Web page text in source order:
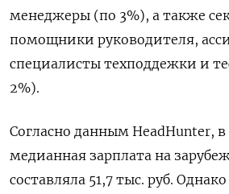
менеджеры (по 3%), а также
помощники руководителя,
специалисты техподдежки и
2%).
Согласно данным HeadHunter, в
медианная зарплата на
составляла 51,7 тыс. руб.